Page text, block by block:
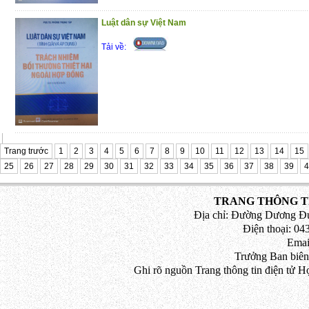
Hành chính năm 2010 – 2012
Trân trọng giới thiệu đến bạn đọc !
(18/12/2020)
Luật dân sự Việt Nam
Tải về:
Trang trước 1 2 3 4 5 6 7 8 9 10 11 12 13 14
15
25
26 27 28 29 30 31 32 33 34 35 36 37 38 39
TRANG THÔNG
Địa chỉ: Đường Dương
Điện thoại:
Trưởng Ban
Ghi rõ nguồn Trang thông tin điện tử